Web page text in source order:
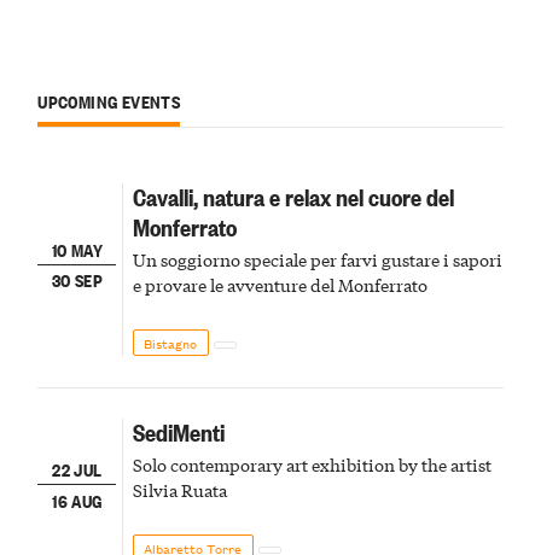
UPCOMING EVENTS
10 MAY
30 SEP
Cavalli, natura e relax nel cuore del
Monferrato
Un soggiorno speciale per farvi gustare i sapori
e provare le avventure del Monferrato
Bistagno
22 JUL
16 AUG
SediMenti
Solo contemporary art exhibition by the artist
Silvia Ruata
Albaretto Torre